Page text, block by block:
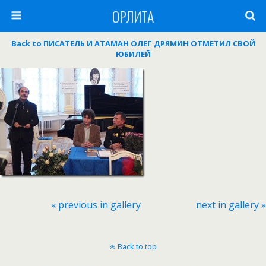
ОРЛИТА
Back to ПИСАТЕЛЬ И АТАМАН ОЛЕГ ДРЯМИН ОТМЕТИЛ СВОЙ
ЮБИЛЕЙ
« previous in gallery next in gallery »
Back to top